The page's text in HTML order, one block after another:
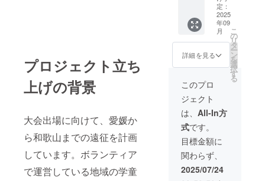
プロジェクト立ち
上げの背景
大会出場に向けて、愛媛か
ら和歌山までの遠征を計画
しています。ボランティア
で運営している地域の学童
名前を
ご記入
くださ
い。
ただき
ます。
※2025
年8月よ
り当
チーム
ラムに
稿しま
す。ア
プリが
存続す
る限り
掲載さ
れま
す。支
「当
チーム
のイン
スタグ
ラムに
ご支援
者様の
（また
は企業
様名）
を掲載
※1」、
「選手
からの
お礼の
手紙」
並びに
「選手
定：
2025
年09
月
詳細を見る
こ
の
リ
タ
ー
ン
を
選
択
す
る
このプロ
ジェクト
は、 All-In方
式です。
目標金額に
関わらず、
2025/07/24